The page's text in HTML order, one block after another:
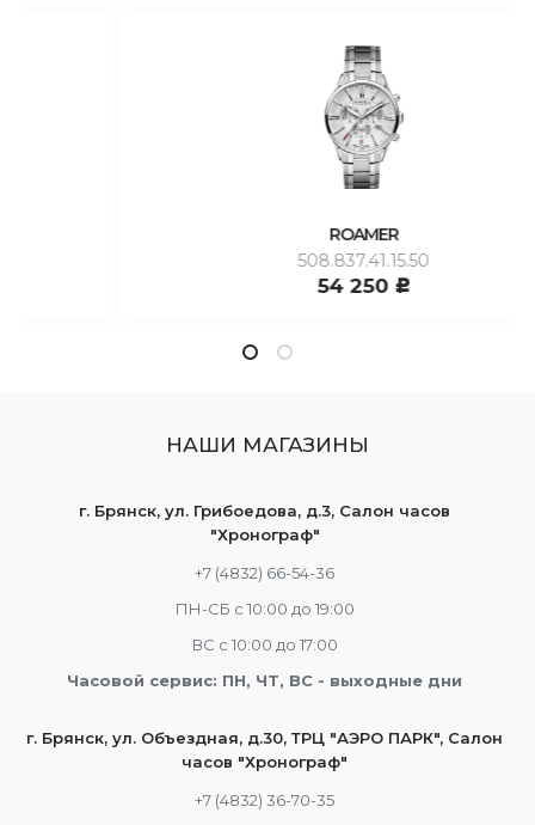
508.837.41.15.50
НАШИ МАГАЗИНЫ
г. Брянск, ул. Грибоедова, д.3, Салон часов
"Хронограф"
+7 (4832) 66-54-36
ПН-СБ с 10:00 до 19:00
ВС с 10:00 до 17:00
Часовой сервис: ПН, ЧТ, ВС - выходные дни
г. Брянск, ул. Объездная, д.30, ТРЦ "АЭРО ПАРК", Салон
часов "Хронограф"
+7 (4832) 36-70-35